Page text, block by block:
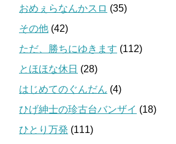
おめぇらなんかスロ (35)
その他 (42)
ただ、勝ちにゆきます (112)
とほほな休日 (28)
はじめてのぐんだん (4)
ひげ紳士の珍古台バンザイ (18)
ひとり万発 (111)